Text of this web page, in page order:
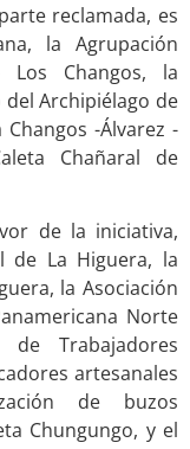
reclamada, es
la Agrupación
Changos, la
Archipiélago de
-Álvarez -
Chañaral de
de la iniciativa,
de La Higuera, la
la Asociación
Norte
Trabajadores
artesanales
de buzos
Chungungo, y el